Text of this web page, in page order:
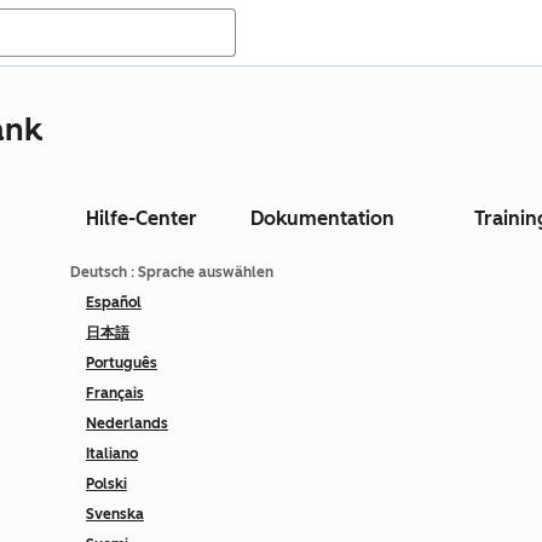
Hilfe-Center Dokumentation
Deutsch : Sprache auswählen
Español
日本語
Português
Français
Nederlands
Italiano
Polski
Svenska